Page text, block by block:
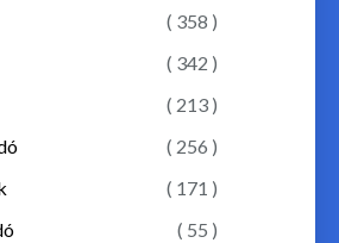
( 358 )
( 342 )
( 213 )
( 256 )
( 171 )
( 55 )